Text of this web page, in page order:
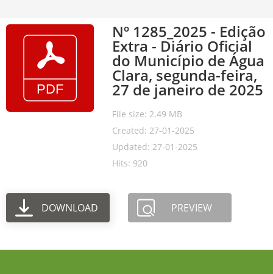
Nº 1285_2025 - Edição
Extra - Diário Oficial
do Município de Água
Clara, segunda-feira,
27 de janeiro de 2025
File size: 2.49 MB
Created: 27-01-2025
Updated: 27-01-2025
Hits: 920
DOWNLOAD PREVIEW